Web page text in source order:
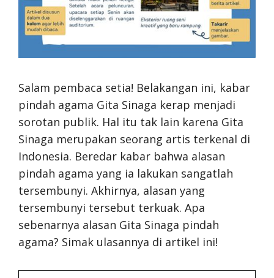
Salam pembaca setia! Belakangan ini, kabar
pindah agama Gita Sinaga kerap menjadi
sorotan publik. Hal itu tak lain karena Gita
Sinaga merupakan seorang artis terkenal di
Indonesia. Beredar kabar bahwa alasan
pindah agama yang ia lakukan sangatlah
tersembunyi. Akhirnya, alasan yang
tersembunyi tersebut terkuak. Apa
sebenarnya alasan Gita Sinaga pindah
agama? Simak ulasannya di artikel ini!